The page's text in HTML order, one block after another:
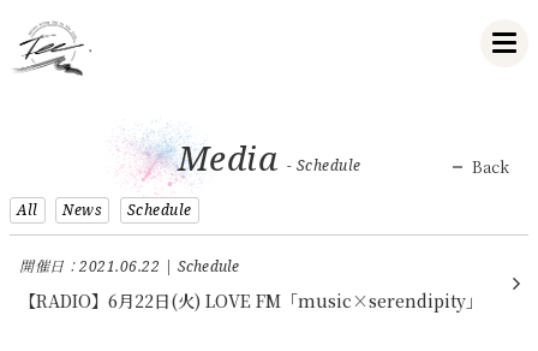
Media - Schedule Back
All News Schedule
開催日：2021.06.22 Schedule
【RADIO】6月22日(火) LOVE FM「music×serendipity」